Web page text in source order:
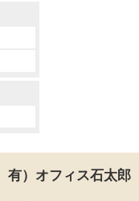
有）オフィス石太郎